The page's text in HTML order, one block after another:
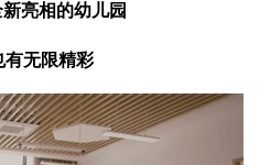
亮相的幼儿园
有无限精彩